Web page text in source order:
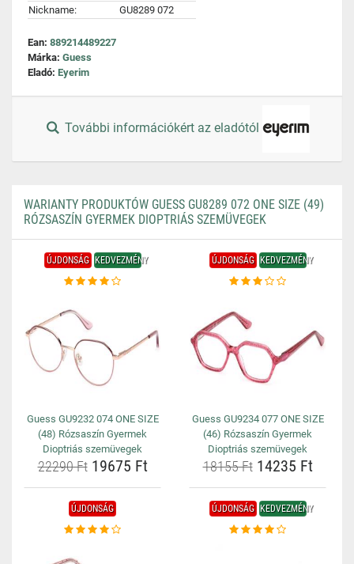
Nickname:
GU8289 072
Ean: 889214489227
Márka: Guess
Eladó: Eyerim
További információkért az eladótól
WARIANTY PRODUKTÓW GUESS GU8289 072 ONE SIZE (49)
RÓZSASZÍN GYERMEK DIOPTRIÁS SZEMÜVEGEK
ÚJDONSÁG KEDVEZMÉNY
Guess GU9232 074 ONE SIZE
(48) Rózsaszín Gyermek
Dioptriás szemüvegek
22290 Ft19675 Ft
ÚJDONSÁG KEDVEZMÉNY
Guess GU9234 077 ONE SIZE
(46) Rózsaszín Gyermek
Dioptriás szemüvegek
18155 Ft14235 Ft
ÚJDONSÁG ÚJDONSÁG KEDVEZMÉNY